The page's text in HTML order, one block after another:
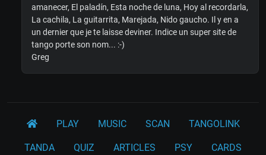
amanecer, El paladín, Esta noche de luna, Hoy al recordarla,
La cachila, La guitarrita, Marejada, Nido gaucho. Il y en a
un dernier que je te laisse deviner. Indice un super site de
tango porte son nom... :-)
Greg
PLAY MUSIC SCAN TANGOLINK
TANDA QUIZ ARTICLES PSY CARDS